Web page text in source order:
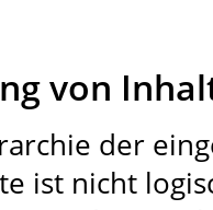
von
der
ist nicht